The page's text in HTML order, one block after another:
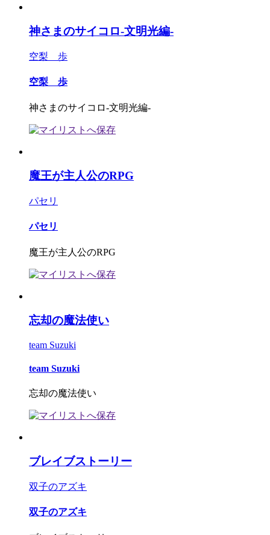
神さまのサイコロ-文明光編-
空梨 歩
空梨 歩
神さまのサイコロ-文明光編-
魔王が主人公のRPG
パセリ
パセリ
魔王が主人公のRPG
忘却の魔法使い
team Suzuki
team Suzuki
忘却の魔法使い
ブレイブストーリー
双子のアズキ
双子のアズキ